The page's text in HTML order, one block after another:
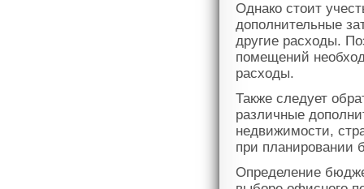
Однако стоит
дополнительные
другие расходы.
помещений
расходы.
Также следует
различные
недвижимости,
при планировании
Определение